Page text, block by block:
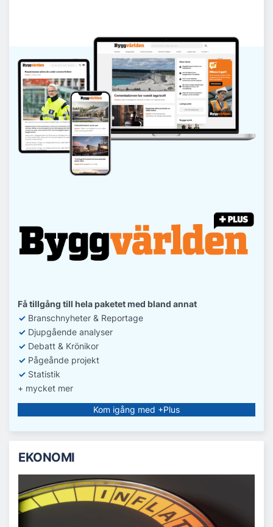
Få tillgång till hela paketet med bland annat
✓ Branschnyheter & Reportage
✓ Djupgående analyser
✓ Debatt & Krönikor
✓ Pågeånde projekt
✓ Statistik
+ mycket mer
Kom igång med +Plus
EKONOMI